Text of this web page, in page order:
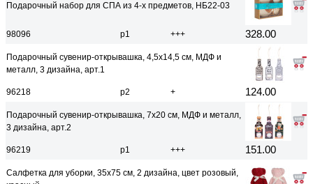
Подарочный набор для СПА из 4-х предметов, НБ22-03
98096 р1 +++ 328.00
Подарочный сувенир-открывашка, 4,5x14,5 см, МДФ и
металл, 3 дизайна, арт.1
96218 р2 + 124.00
Подарочный сувенир-открывашка, 7x20 см, МДФ и металл,
3 дизайна, арт.2
96219 р1 +++ 151.00
Салфетка для уборки, 35x75 см, 2 дизайна, цвет розовый,